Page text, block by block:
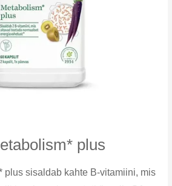
plus
plus sisaldab kahte B-vitamiini, mis